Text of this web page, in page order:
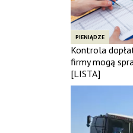
PIENIĄDZE
Kontrola
firmy mogą
[LISTA]